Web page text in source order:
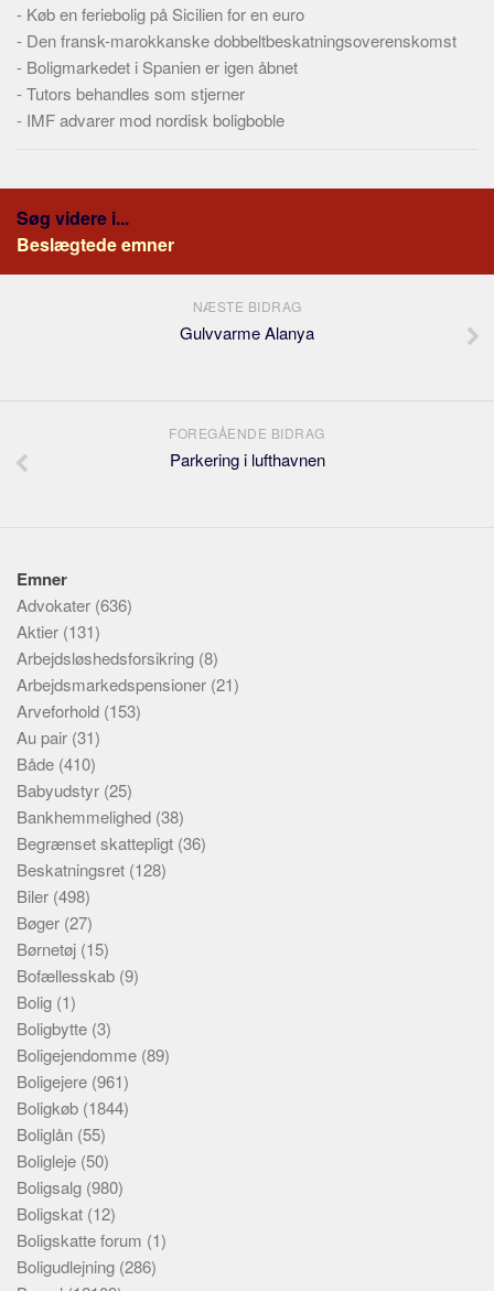
Forhistorien
Redigering
Tekstannoncer
- Køb en feriebolig på Sicilien for en euro
- Den fransk-marokkanske dobbeltbeskatningsoverenskomst
- Boligmarkedet i Spanien er igen åbnet
-Tutors behandles som stjerner
- IMF advarer mod nordisk boligboble
Søg videre i...
Beslægtede emner
NÆSTE BIDRAG
Gulvvarme Alanya
FOREGÅENDE BIDRAG
Parkering i lufthavnen
Emner
Advokater (636)
Aktier (131)
Arbejdsløshedsforsikring (8)
Arbejdsmarkedspensioner (21)
Arveforhold (153)
Au pair (31)
Både (410)
Babyudstyr (25)
Bankhemmelighed (38)
Begrænset skattepligt (36)
Beskatningsret (128)
Biler (498)
Bøger (27)
Børnetøj (15)
Bofællesskab (9)
Bolig (1)
Boligbytte (3)
Boligejendomme (89)
Boligejere (961)
Boligkøb (1844)
Boliglån (55)
Boligleje (50)
Boligsalg (980)
Boligskat (12)
Boligskatte forum (1)
Boligudlejning (286)